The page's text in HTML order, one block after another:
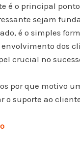
é o principal
sejam
é o simples
dos
crucial no
por que motivo
o suporte ao